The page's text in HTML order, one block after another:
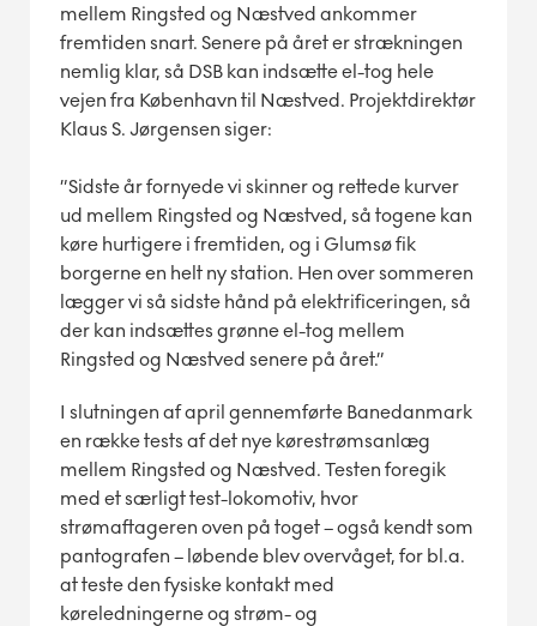
mellem Ringsted og Næstved ankommer
fremtiden snart. Senere på året er strækningen
nemlig klar, så DSB kan indsætte el-tog hele
vejen fra København til Næstved. Projektdirektør
Klaus S. Jørgensen siger:
”Sidste år fornyede vi skinner og rettede kurver
ud mellem Ringsted og Næstved, så togene kan
køre hurtigere i fremtiden, og i Glumsø fik
borgerne en helt ny station. Hen over sommeren
lægger vi så sidste hånd på elektrificeringen, så
der kan indsættes grønne el-tog mellem
Ringsted og Næstved senere på året.”
I slutningen af april gennemførte Banedanmark
en række tests af det nye kørestrømsanlæg
mellem Ringsted og Næstved. Testen foregik
med et særligt test-lokomotiv, hvor
strømaftageren oven på toget – også kendt som
pantografen – løbende blev overvåget, for bl.a.
at teste den fysiske kontakt med
køreledningerne og strøm- og